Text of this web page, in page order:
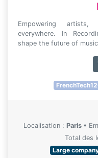
Empowering artists,
everywhere. In
shape the future of
Localisation : Paris •
Total des
Large